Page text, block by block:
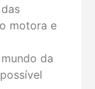
motora e
da